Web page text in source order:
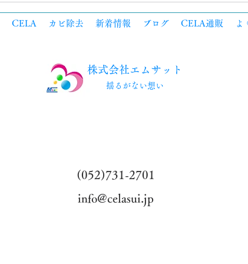
CELA カビ除去 新着情報 ブログ CELA通販 よ
株式会社エムサット
​揺るがない想い
​(052)731-2701
info@celasui.jp